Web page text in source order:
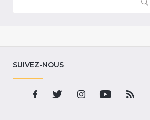
SUIVEZ-NOUS